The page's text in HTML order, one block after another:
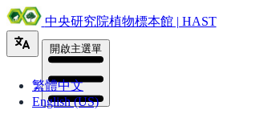
中央研究院植物標本館 | HAST
繁體中文
English (US)
開啟主選單